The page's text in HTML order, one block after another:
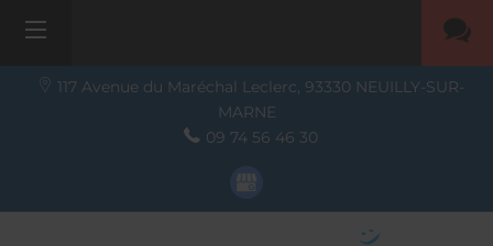
117 Avenue du Maréchal Leclerc, 93330 NEUILLY-SUR-
MARNE
09 74 56 46 30